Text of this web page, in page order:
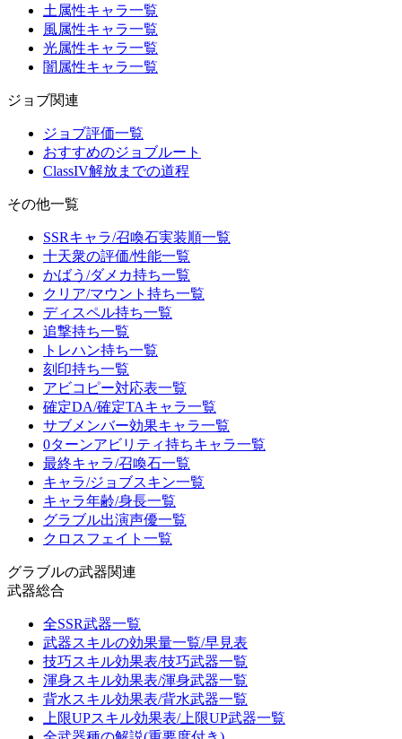
土属性キャラ一覧
風属性キャラ一覧
光属性キャラ一覧
闇属性キャラ一覧
ジョブ関連
ジョブ評価一覧
おすすめのジョブルート
ClassIV解放までの道程
その他一覧
SSRキャラ/召喚石実装順一覧
十天衆の評価/性能一覧
かばう/ダメカ持ち一覧
クリア/マウント持ち一覧
ディスペル持ち一覧
追撃持ち一覧
トレハン持ち一覧
刻印持ち一覧
アビコピー対応表一覧
確定DA/確定TAキャラ一覧
サブメンバー効果キャラ一覧
0ターンアビリティ持ちキャラ一覧
最終キャラ/召喚石一覧
キャラ/ジョブスキン一覧
キャラ年齢/身長一覧
グラブル出演声優一覧
クロスフェイト一覧
グラブルの武器関連
武器総合
全SSR武器一覧
武器スキルの効果量一覧/早見表
技巧スキル効果表/技巧武器一覧
渾身スキル効果表/渾身武器一覧
背水スキル効果表/背水武器一覧
上限UPスキル効果表/上限UP武器一覧